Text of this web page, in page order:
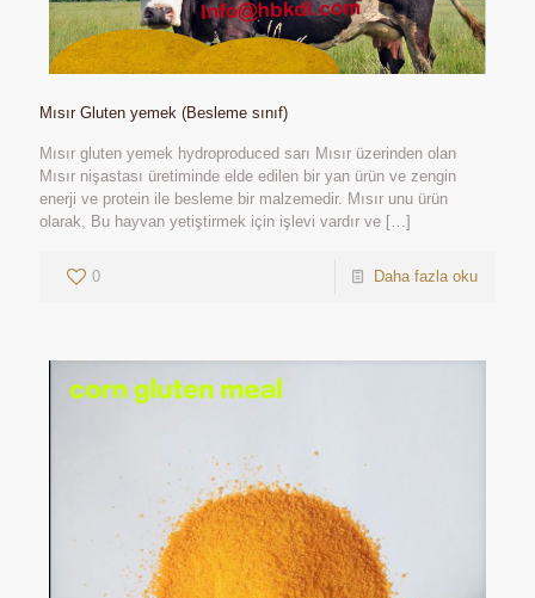
Mısır Gluten yemek (Besleme sınıf)
Mısır gluten yemek hydroproduced sarı Mısır üzerinden olan
Mısır nişastası üretiminde elde edilen bir yan ürün ve zengin
enerji ve protein ile besleme bir malzemedir. Mısır unu ürün
olarak, Bu hayvan yetiştirmek için işlevi vardır ve […]
0 Daha fazla oku